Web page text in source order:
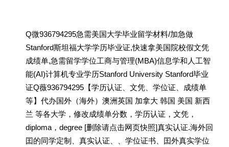
Q微936794295急需美国大学毕业留学材料/加急做
Stanford斯坦福大学学历毕业证,快速拿美国院校假文凭
成绩单,急需留学学位工商与管理(MBA)信息学和人工智
能(AI)计算机专业学历Stanford University Stanford毕业
证Q薇936794295【学历认证、文凭、学位证、成绩单
等】代办国外（海外）澳洲英国 加拿大 韩国 美国 新西
兰 等各大学，修改成绩单分数，学历认证，文凭，
diploma，degree [删除请点击网页快照]真实认证.海外回
囯的同学定制、真实认证、、学位证书、囯外真实学位